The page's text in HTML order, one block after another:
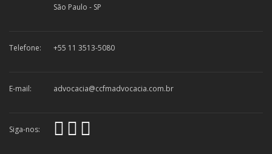
São Paulo - SP
Telefone: +55 11 3513-5080
E-mail: advocacia@ccfmadvocacia.com.br
Siga-nos: